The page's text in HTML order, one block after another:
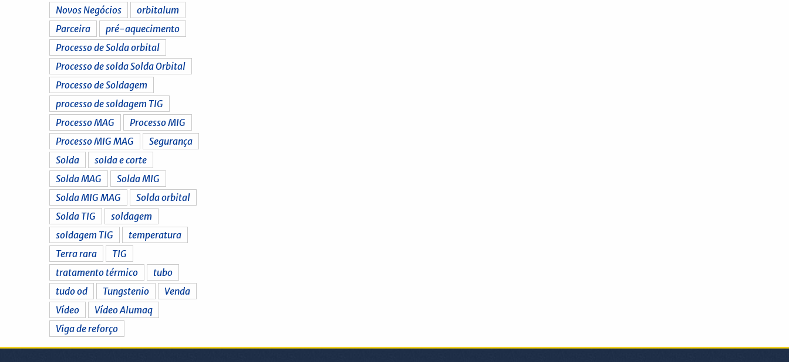
Novos Negócios
orbitalum
Parceira
pré-aquecimento
Processo de Solda orbital
Processo de solda Solda Orbital
Processo de Soldagem
processo de soldagem TIG
Processo MAG
Processo MIG
Processo MIG MAG
Segurança
Solda
solda e corte
Solda MAG
Solda MIG
Solda MIG MAG
Solda orbital
Solda TIG
soldagem
soldagem TIG
temperatura
Terra rara
TIG
tratamento térmico
tubo
tudo od
Tungstenio
Venda
Vídeo
Vídeo Alumaq
Viga de reforço